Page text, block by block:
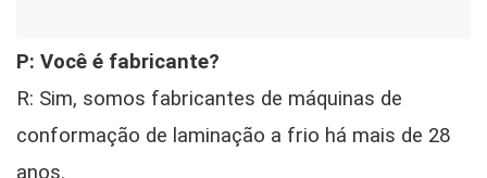
P: Você é fabricante?
R: Sim, somos fabricantes de máquinas de
conformação de laminação a frio há mais de 28
anos.